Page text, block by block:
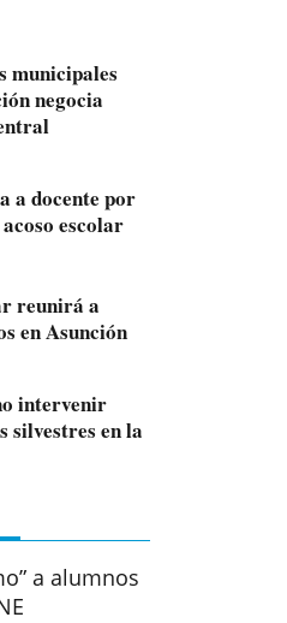
municipales
negocia
a docente por
escolar
reunirá a
en Asunción
intervenir
silvestres en la
a alumnos